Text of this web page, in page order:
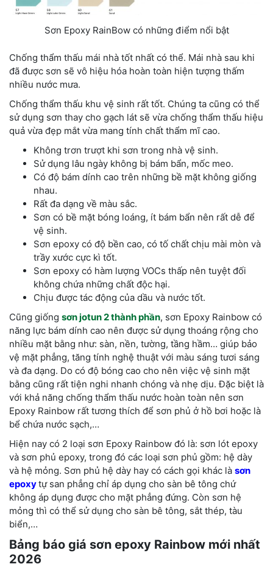
Sơn Epoxy RainBow có những điểm nổi bật
Chống thẩm thấu mái nhà tốt nhất có thể. Mái nhà sau khi
đã được sơn sẽ vô hiệu hóa hoàn toàn hiện tượng thấm
nhiều nước mưa.
Chống thẩm thấu khu vệ sinh rất tốt. Chúng ta cũng có thể
sử dụng sơn thay cho gạch lát sẽ vừa chống thẩm thấu hiệu
quả vừa đẹp mắt vừa mang tính chất thẩm mĩ cao.
Không trơn trượt khi sơn trong nhà vệ sinh.
Sử dụng lâu ngày không bị bám bẩn, mốc meo.
Có độ bám dính cao trên những bề mặt không giống
nhau.
Rất đa dạng về màu sắc.
Sơn có bề mặt bóng loáng, ít bám bẩn nên rất dễ để
vệ sinh.
Sơn epoxy có độ bền cao, có tố chất chịu mài mòn và
trầy xước cực kì tốt.
Sơn epoxy có hàm lượng VOCs thấp nên tuyệt đối
không chứa những chất độc hại.
Chịu được tác động của dầu và nước tốt.
Cũng giống sơn jotun 2 thành phần, sơn Epoxy Rainbow có
năng lực bám dính cao nên được sử dụng thoáng rộng cho
nhiều mặt bằng như: sàn, nền, tường, tầng hầm… giúp bảo
vệ mặt phẳng, tăng tính nghệ thuật với màu sáng tươi sáng
và đa dạng. Do có độ bóng cao cho nên việc vệ sinh mặt
bằng cũng rất tiện nghi nhanh chóng và nhẹ dịu. Đặc biệt là
với khả năng chống thẩm thấu nước hoàn toàn nên sơn
Epoxy Rainbow rất tương thích để sơn phủ ở hồ bơi hoặc là
bể chứa nước sạch,…
Hiện nay có 2 loại sơn Epoxy Rainbow đó là: sơn lót epoxy
và sơn phủ epoxy, trong đó các loại sơn phủ gồm: hệ dày
và hệ mỏng. Sơn phủ hệ dày hay có cách gọi khác là sơn
epoxytự san phẳng chỉ áp dụng cho sàn bê tông chứ
không áp dụng được cho mặt phẳng đứng. Còn sơn hệ
mỏng thì có thể sử dụng cho sàn bê tông, sắt thép, tàu
biển,…
Bảng báo giá sơn epoxy Rainbow mới nhất
2026